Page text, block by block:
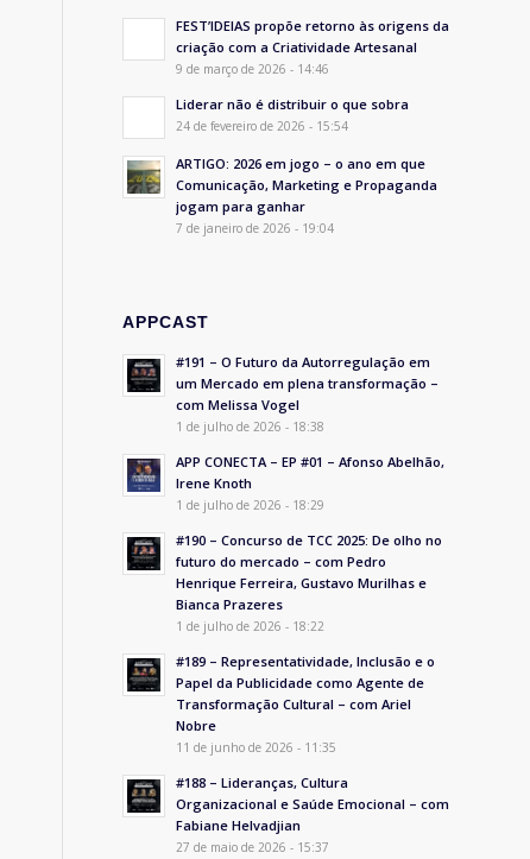
FEST’IDEIAS propõe retorno às origens da
criação com a Criatividade Artesanal
9 de março de 2026 - 14:46
Liderar não é distribuir o que sobra
24 de fevereiro de 2026 - 15:54
ARTIGO: 2026 em jogo – o ano em que
Comunicação, Marketing e Propaganda
jogam para ganhar
7 de janeiro de 2026 - 19:04
APPCAST
#191 – O Futuro da Autorregulação em
um Mercado em plena transformação –
com Melissa Vogel
1 de julho de 2026 - 18:38
APP CONECTA – EP #01 – Afonso Abelhão,
Irene Knoth
1 de julho de 2026 - 18:29
#190 – Concurso de TCC 2025: De olho no
futuro do mercado – com Pedro
Henrique Ferreira, Gustavo Murilhas e
Bianca Prazeres
1 de julho de 2026 - 18:22
#189 – Representatividade, Inclusão e o
Papel da Publicidade como Agente de
Transformação Cultural – com Ariel
Nobre
11 de junho de 2026 - 11:35
#188 – Lideranças, Cultura
Organizacional e Saúde Emocional – com
Fabiane Helvadjian
27 de maio de 2026 - 15:37